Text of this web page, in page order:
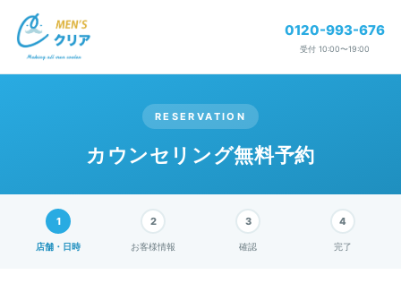
0120-993-676
受付 10:00〜19:00
RESERVATION
カウンセリング無料予約
店舗・日時 お客様情報 確認 完了